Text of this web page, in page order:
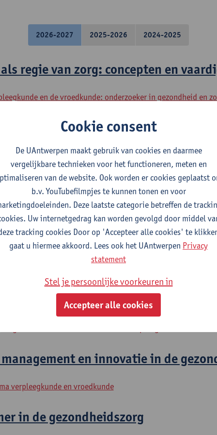
2026-2027 2025-2026 2024-2025
regie van zorg: concepten en
en de vroedkunde: onderzoeker in gezondheid en
en de vroedkunde: leiderschap in gezondheid en zorg
en de vroedkunde: vroedvrouw specialist
regie van zorg: toepassing
en de vroedkunde: onderzoeker in gezondheid en
en de vroedkunde: leiderschap in gezondheid en zorg
gezondheid en zorg: ontwikkeling
en de vroedkunde: leiderschap in gezondheid en zorg
gezondheid en zorg: stage
en de vroedkunde: leiderschap in gezondheid en zorg
en innovatie in de
verpleegkunde en vroedkunde
in de gezondheidszorg
Cookie consent
De UAntwerpen maakt gebruik van cookies en daarmee
vergelijkbare technieken voor het functioneren, meten en
van de website. Ook worden er cookies geplaatst
b.v. YouTubefilmpjes te kunnen tonen en voor
Deze laatste categorie betreffen de
Uw internetgedrag kan worden gevolgd door middel
tracking cookies Door op 'Accepteer alle cookies' te
gaat u hiermee akkoord. Lees ook het UAntwerpen Privacy
statement
Stel je persoonlijke voorkeuren in
Accepteer alle cookies